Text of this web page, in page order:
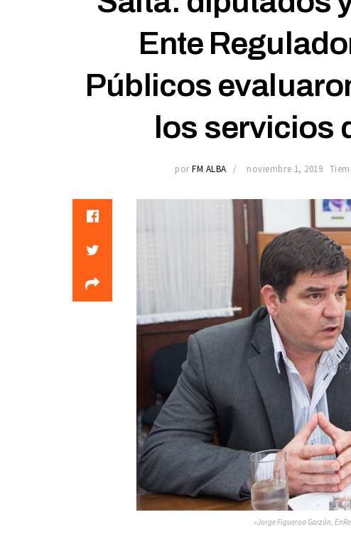
Ente
Públicos
los servicios
por FM ALBA noviembre 1, 2019
»Jorge Figueroa Garzón,